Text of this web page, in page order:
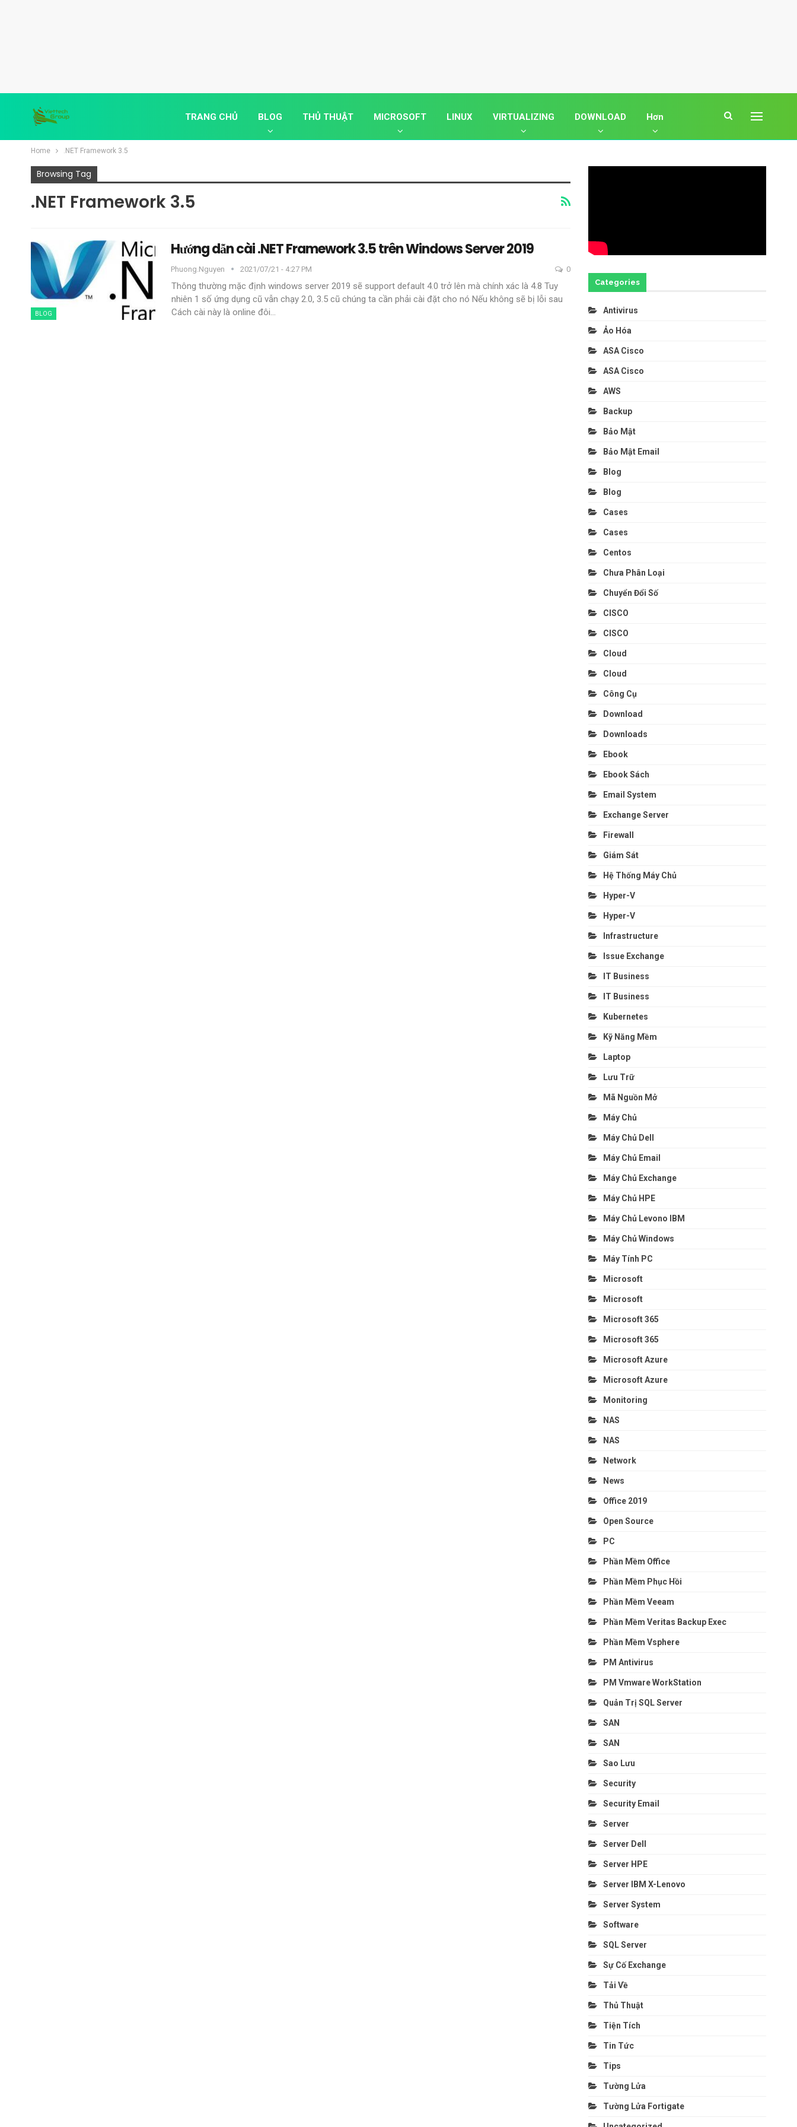
TRANG CHỦ BLOG THỦ THUẬT MICROSOFT LINUX VIRTUALIZING DOWNLOAD Hơn
Home .NET Framework 3.5
Browsing Tag
.NET Framework 3.5
BLOG
Hướng dẫn cài .NET Framework 3.5 trên Windows Server 2019
Phuong.nguyen 2021/07/21 - 4:27 PM 0
Thông thường mặc định windows server 2019 sẽ support default 4.0 trở lên mà chính xác là 4.8 Tuy
nhiên 1 số ứng dụng cũ vẫn chạy 2.0, 3.5 cũ chúng ta cần phải cài đặt cho nó Nếu không sẽ bị lỗi sau
Cách cài này là online đôi…
Categories
Antivirus
Ảo Hóa
ASA Cisco
ASA Cisco
AWS
Backup
Bảo Mật
Bảo Mật Email
Blog
Blog
Cases
Cases
Centos
Chưa Phân Loại
Chuyển Đổi Số
CISCO
CISCO
Cloud
Cloud
Công Cụ
Download
Downloads
Ebook
Ebook Sách
Email System
Exchange Server
Firewall
Giám Sát
Hệ Thống Máy Chủ
Hyper-V
Hyper-V
Infrastructure
Issue Exchange
IT Business
IT Business
Kubernetes
Kỹ Năng Mềm
Laptop
Lưu Trữ
Mã Nguồn Mở
Máy Chủ
Máy Chủ Dell
Máy Chủ Email
Máy Chủ Exchange
Máy Chủ HPE
Máy Chủ Levono IBM
Máy Chủ Windows
Máy Tính PC
Microsoft
Microsoft
Microsoft 365
Microsoft 365
Microsoft Azure
Microsoft Azure
Monitoring
NAS
NAS
Network
News
Office 2019
Open Source
PC
Phần Mềm Office
Phần Mềm Phục Hồi
Phần Mềm Veeam
Phần Mềm Veritas Backup Exec
Phần Mềm Vsphere
PM Antivirus
PM Vmware WorkStation
Quản Trị SQL Server
SAN
SAN
Sao Lưu
Security
Security Email
Server
Server Dell
Server HPE
Server IBM X-Lenovo
Server System
Software
SQL Server
Sự Cố Exchange
Tải Về
Thủ Thuật
Tiện Tích
Tin Tức
Tips
Tường Lửa
Tường Lửa Fortigate